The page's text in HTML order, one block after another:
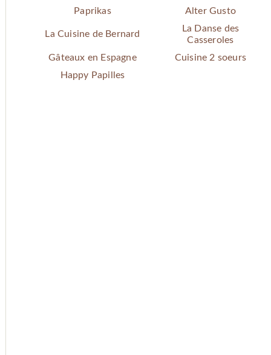
Paprikas
Alter Gusto
La Cuisine de Bernard
La Danse des
Casseroles
Gâteaux en Espagne
Cuisine 2 soeurs
Happy Papilles